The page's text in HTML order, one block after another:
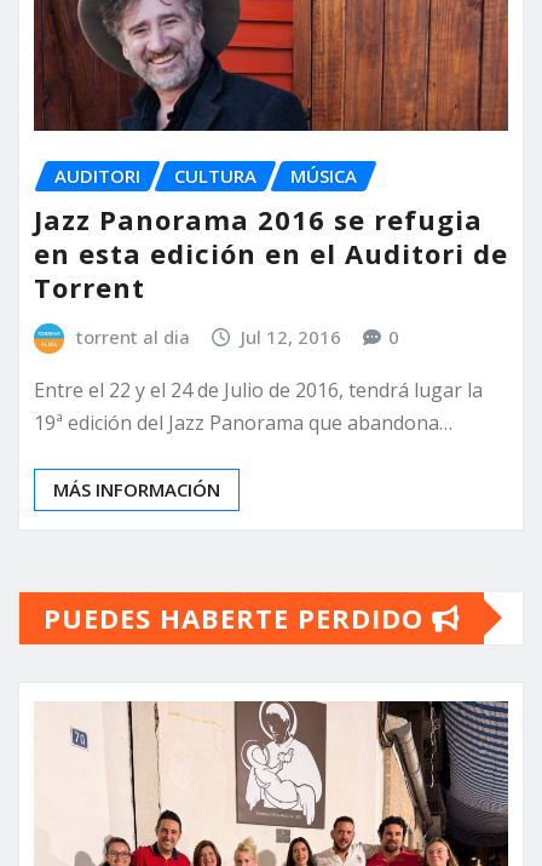
AUDITORI CULTURA MÚSICA
Jazz Panorama 2016 se refugia
en esta edición en el Auditori de
Torrent
torrent al dia Jul 12, 2016 0
Entre el 22 y el 24 de Julio de 2016, tendrá lugar la
19ª edición del Jazz Panorama que abandona…
MÁS INFORMACIÓN
PUEDES HABERTE PERDIDO